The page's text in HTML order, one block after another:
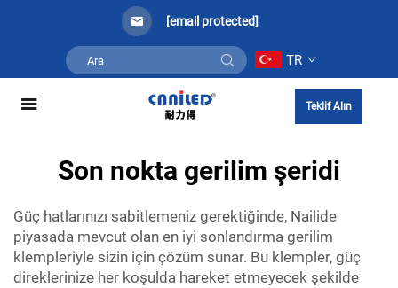
[email protected]
TR
Teklif Alın
Son nokta gerilim şeridi
Güç hatlarınızı sabitlemeniz gerektiğinde, Nailide
piyasada mevcut olan en iyi sonlandırma gerilim
klempleriyle sizin için çözüm sunar. Bu klempler, güç
direklerinize her koşulda hareket etmeyecek şekilde